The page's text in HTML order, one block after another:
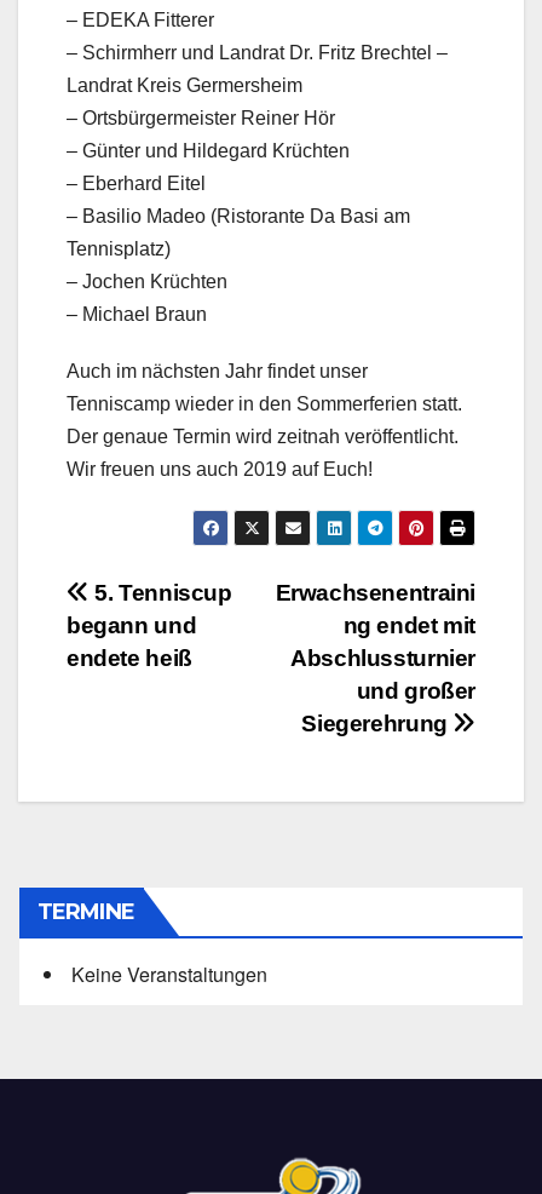
– EDEKA Fitterer
– Schirmherr und Landrat Dr. Fritz Brechtel –
Landrat Kreis Germersheim
– Ortsbürgermeister Reiner Hör
– Günter und Hildegard Krüchten
– Eberhard Eitel
– Basilio Madeo (Ristorante Da Basi am
Tennisplatz)
– Jochen Krüchten
– Michael Braun
Auch im nächsten Jahr findet unser
Tenniscamp wieder in den Sommerferien statt.
Der genaue Termin wird zeitnah veröffentlicht.
Wir freuen uns auch 2019 auf Euch!
Beitragsnavigation
Erwachsenentraini
ng endet mit
Abschlussturnier
und großer
Siegerehrung
5. Tenniscup
begann und
endete heiß
TERMINE
Keine Veranstaltungen